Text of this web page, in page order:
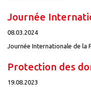
Journée
08.03.2024
Journée Internationale de la
Protection des
19.08.2023